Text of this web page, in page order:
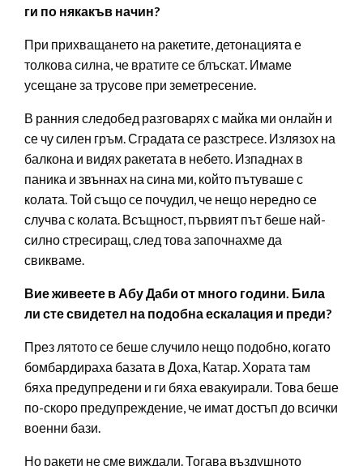
ги по някакъв начин?
При прихващането на ракетите, детонацията е
толкова силна, че вратите се блъскат. Имаме
усещане за трусове при земетресение.
В ранния следобед разговарях с майка ми онлайн и
се чу силен гръм. Сградата се разстресе. Излязох на
балкона и видях ракетата в небето. Изпаднах в
паника и звъннах на сина ми, който пътуваше с
колата. Той също се почудил, че нещо нередно се
случва с колата. Всъщност, първият път беше най-
силно стресиращ, след това започнахме да
свикваме.
Вие живеете в Абу Даби от много години. Била
ли сте свидетел на подобна ескалация и преди?
През лятото се беше случило нещо подобно, когато
бомбардираха базата в Доха, Катар. Хората там
бяха предупредени и ги бяха евакуирали. Това беше
по-скоро предупреждение, че имат достъп до всички
военни бази.
Но ракети не сме виждали. Тогава въздушното